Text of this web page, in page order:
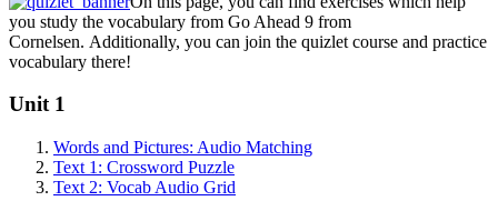
you study the vocabulary from Go Ahead 9 from
Cornelsen. Additionally, you can join the quizlet course and practice
vocabulary there!
Unit 1
Words and Pictures: Audio Matching
Text 1: Crossword Puzzle
Text 2: Vocab Audio Grid